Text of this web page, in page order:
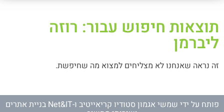
תוצאות חיפוש עבור: רוזה
ליברמן
זה נראה שאנחנו לא מצליחים למצוא מה שחיפשת.
פותח על ידי שמשי אגמון סטודיו קריאייטיב ו- Net&IT בניית אתרים